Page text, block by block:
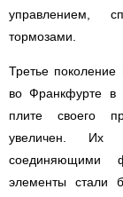
управлением,
тормозами.
Третье
во Франкфурте в
плите своего
увеличен. Их
соединяющими
элементы стали